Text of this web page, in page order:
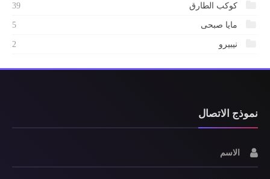
كوكب الطارق 39
مايا صبحى 5
نيبيرو 2
نموذج الاتصال
الاسم